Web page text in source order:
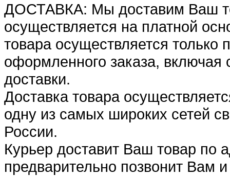
ДОСТАВКА: Мы доставим Ваш
осуществляется на платной
товара осуществляется
оформленного заказа, включая
доставки.
Доставка товара
одну из самых широких сетей
России.
Курьер доставит Ваш товар по
предварительно позвонит Вам